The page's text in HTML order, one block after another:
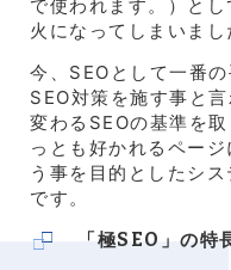
で使われます。）と
火になってしまいまし
今、SEOとして一番
SEO対策を施す事と
変わるSEOの基準を
っとも好かれるペー
う事を目的としたシス
です。
「極SEO」の特